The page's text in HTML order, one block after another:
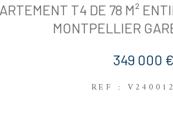
T4 DE 78 M²
MONTPELLIER
349 000 €
REF :